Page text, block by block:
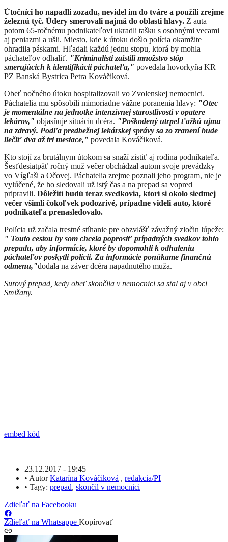
Útočníci ho napadli zozadu, nevidel im do tváre a použili zrejme
železnú tyč. Údery smerovali najmä do oblasti hlavy. Z auta
potom 65-ročnému podnikateľovi ukradli tašku s osobnými vecami
aj peniazmi a ušli. Miesto, kde k útoku došlo polícia okamžite
ohradila páskami. Hľadali každú jednu stopu, ktorá by mohla
páchateľov odhaliť. "Kriminalisti zaistili množstvo stôp
smerujúcich k identifikácii páchateľa," povedala hovorkyňa KR
PZ Banská Bystrica Petra Kováčiková.
Obeť nočného útoku hospitalizovali vo Zvolenskej nemocnici.
Páchatelia mu spôsobili mimoriadne vážne poranenia hlavy: "Otec
je momentálne na jednotke intenzívnej starostlivosti v opatere
lekárov," objasňuje situáciu dcéra. "Poškodený utrpel ťažkú ujmu
na zdravý. Podľa predbežnej lekárskej správy sa zo zranení bude
liečiť dva až tri mesiace," povedala Kováčiková.
Kto stojí za brutálnym útokom sa snaží zistiť aj rodina podnikateľa.
Šesťdesiatpäť ročný muž večer obchádzal autom svoje prevádzky
vo Vígľaši a Očovej. Páchatelia zrejme poznali jeho program, nie je
vylúčené, že ho sledovali už istý čas a na prepad sa vopred
pripravili. Dôležití budú teraz svedkovia, ktorí si okolo siedmej
večer všimli čokoľvek podozrivé, prípadne videli auto, ktoré
podnikateľa prenasledovalo.
Polícia už začala trestné stíhanie pre obzvlášť závažný zločin lúpeže:
" Touto cestou by som chcela poprosiť prípadných svedkov tohto
prepadu, aby informácie, ktoré by dopomohli k odhaleniu
páchateľov poskytli polícii. Za informácie ponúkame finančnú
odmenu,"dodala na záver dcéra napadnutého muža.
Surový prepad, kedy obeť skončila v nemocnici sa stal aj v obci
Smižany.
embed kód
23.12.2017 - 19:45
• AutorKatarína Kováčiková , redakcia/PI
• Tagy: prepad, skončil v nemocnici
Zdieľať na Facebooku
Zdieľať na Whatsappe Kopírovať